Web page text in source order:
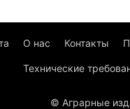
О нас Контакты
Технические
© Аграрные